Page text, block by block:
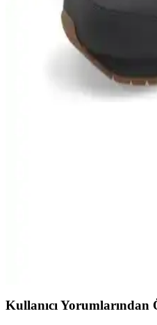
Bu karşılaştırmada adidas
modellerinin özellikleri, kullanıcı
malzemeleri detaylı incelenerek
seçeneği sunuluyor.
Nike Revolution 6 ve
Kullanıcı Yorumlarından